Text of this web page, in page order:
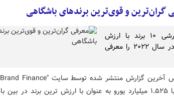
گران‌ترین و قوی‌ترین برندهای باشگاهی
رسانه انگلیسی در گزارشی ۱۰ برند با ارزش
باشگاهی فوتبال جهان در سال ۲۰۲۲ را معرفی
برند باشگاه رئال مادرید با ۱.۵۲۵ میلیارد یورو به عنوان با ارزش ترین برند